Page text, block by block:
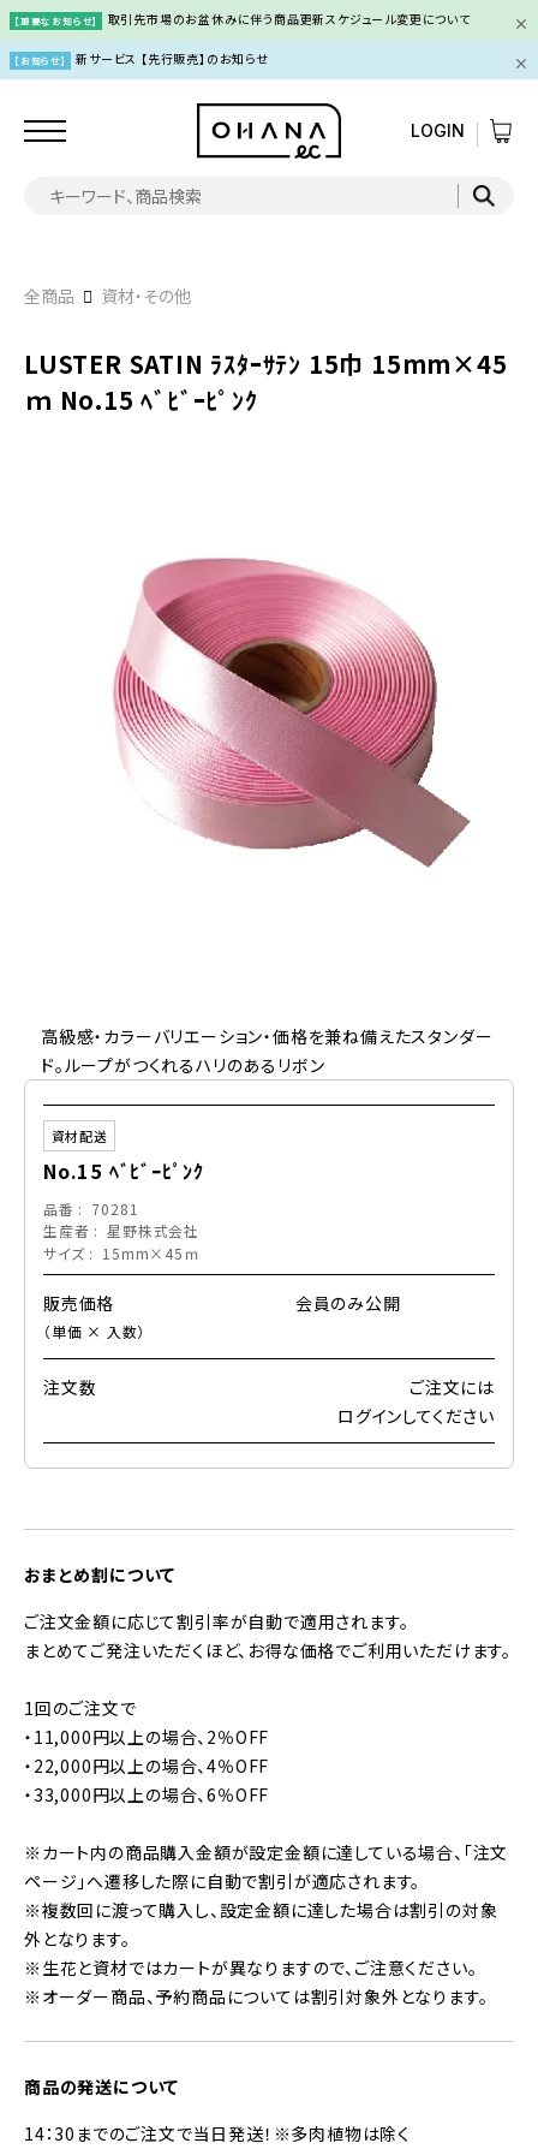
【重要なお知らせ】 取引先市場のお盆休みに伴う商品更新スケジュール変更について
【お知らせ】 新サービス 【先行販売】のお知らせ
LOGIN
全商品 資材・その他
LUSTER SATIN ﾗｽﾀｰｻﾃﾝ 15巾 15mm×45
ｍ No.15 ﾍﾞﾋﾞｰﾋﾟﾝｸ
高級感・カラーバリエーション・価格を兼ね備えたスタンダー
ド。ループがつくれるハリのあるリボン
資材配送
No.15 ﾍﾞﾋﾞｰﾋﾟﾝｸ
品番
70281
生産者
星野株式会社
サイズ
15mm×45ｍ
販売価格
（単価 × 入数）
会員のみ公開
注文数
ご注文には
ログインしてください
おまとめ割について
ご注文金額に応じて割引率が自動で適用されます。
まとめてご発注いただくほど、お得な価格でご利用いただけます。
1回のご注文で
・11,000円以上の場合、2％OFF
・22,000円以上の場合、4％OFF
・33,000円以上の場合、6％OFF
※カート内の商品購入金額が設定金額に達している場合、「注文
ページ」へ遷移した際に自動で割引が適応されます。
※複数回に渡って購入し、設定金額に達した場合は割引の対象
外となります。
※生花と資材ではカートが異なりますので、ご注意ください。
※オーダー商品、予約商品については割引対象外となります。
商品の発送について
14：30までのご注文で当日発送！※多肉植物は除く